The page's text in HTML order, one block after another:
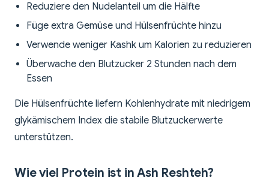
Reduziere den Nudelanteil um die Hälfte
Füge extra Gemüse und Hülsenfrüchte hinzu
Verwende weniger Kashk um Kalorien zu reduzieren
Überwache den Blutzucker 2 Stunden nach dem
Essen
Die Hülsenfrüchte liefern Kohlenhydrate mit niedrigem
glykämischem Index die stabile Blutzuckerwerte
unterstützen.
Wie viel Protein ist in Ash Reshteh?